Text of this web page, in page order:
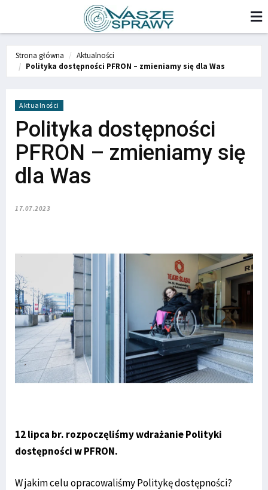
Strona główna
Aktualności
Polityka dostępności PFRON – zmieniamy się dla Was
Aktualności
Polityka dostępności
PFRON – zmieniamy się
dla Was
17.07.2023
12 lipca br. rozpoczęliśmy wdrażanie Polityki
dostępności w PFRON.
W jakim celu opracowaliśmy Politykę dostępności?